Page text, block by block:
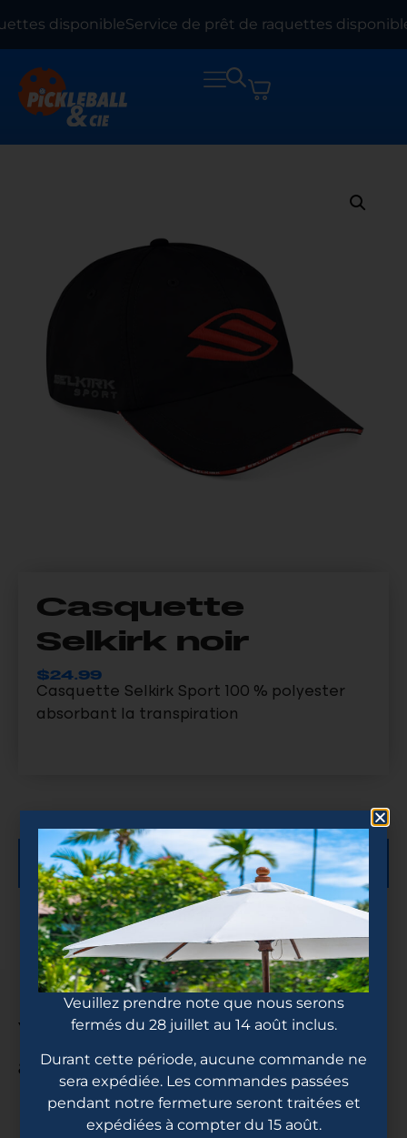
disponibleService de prêt de raquettes disponible
Casquette
Selkirk noir
$24.99
Casquette Selkirk Sport 100 % polyester
absorbant la transpiration
Description
Vous pourriez
aimez...
Veuillez prendre note que nous serons
fermés du 28 juillet au 14 août inclus.
Durant cette période, aucune commande ne
sera expédiée. Les commandes passées
pendant notre fermeture seront traitées et
expédiées à compter du 15 août.